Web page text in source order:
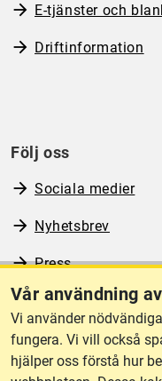
Vår användning
Vi använder
fungera. Vi vill också
hjälper oss förstå hur
E-tjänster och
Driftinformation
Följ oss
Sociala medier
Nyhetsbrev
Press
RSS